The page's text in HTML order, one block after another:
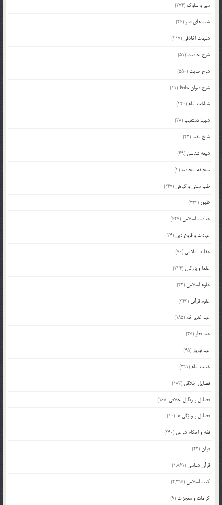
سیر و سلوک (274)
شب های قدر (46)
شبهات اخلاقی (217)
شرح احادیث (51)
شرح حدیث (550)
شرح دیوان حافظ (11)
شناخت امام (440)
شهید دستغیب(38)
شیخ مفید(42)
شیعه شناسی (69)
صحیفه سجادیه (4)
طب سنتی و گیاهی (147)
ظهور (334)
عبادات اسلامی (627)
عبادات و فروع دین (34)
عقاید اسلامی (70)
علما و بزرگان(224)
علوم اسلامی (43)
علوم قرآنی (343)
عید غدیر خم(185)
عید فطر (35)
عید نوروز (45)
غیبت امام (291)
فضایل اخلاقی (183)
فضایل و رذایل اخلاقی (168)
فضایل و ویژگی ها (10)
فقه و احکام شرعی (340)
قرآن(23)
قرآن شناسی (1,861)
کتب اسلامی (2,295)
کرامات و معجزات (9)